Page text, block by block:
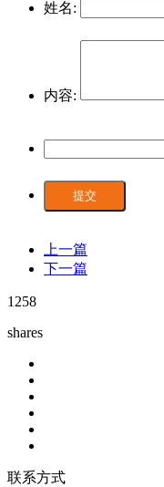
姓名:
内容:
提交
上一篇
下一篇
1258
shares
联系方式